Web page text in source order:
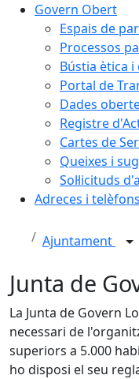
Govern Obert
Espais de
Processos
Bústia ètica i
Portal de
Dades
Registre
Cartes de
Queixes i
Sol·licituds
Adreces i telèfons
Ajuntament
Junta de
La Junta de Govern
necessari de
superiors a 5.000
ho disposi el seu